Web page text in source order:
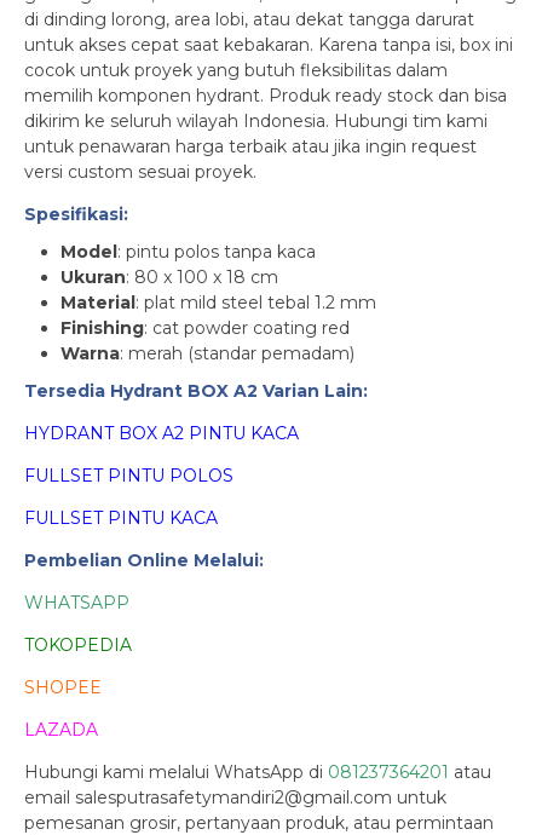
di dinding lorong, area lobi, atau dekat tangga darurat
untuk akses cepat saat kebakaran. Karena tanpa isi, box ini
cocok untuk proyek yang butuh fleksibilitas dalam
memilih komponen hydrant. Produk ready stock dan bisa
dikirim ke seluruh wilayah Indonesia. Hubungi tim kami
untuk penawaran harga terbaik atau jika ingin request
versi custom sesuai proyek.
Spesifikasi:
Model: pintu polos tanpa kaca
Ukuran: 80 x 100 x 18 cm
Material: plat mild steel tebal 1.2 mm
Finishing: cat powder coating red
Warna: merah (standar pemadam)
Tersedia Hydrant BOX A2 Varian Lain:
HYDRANT BOX A2 PINTU KACA
FULLSET PINTU POLOS
FULLSET PINTU KACA
Pembelian Online Melalui:
WHATSAPP
TOKOPEDIA
SHOPEE
LAZADA
Hubungi kami melalui WhatsApp di 081237364201 atau
email salesputrasafetymandiri2@gmail.com untuk
pemesanan grosir, pertanyaan produk, atau permintaan